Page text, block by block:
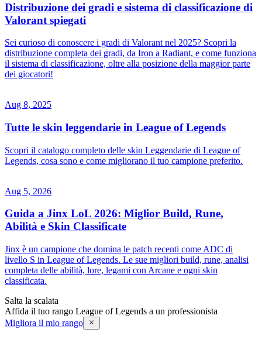
Distribuzione dei gradi e sistema di classificazione di
Valorant spiegati
Sei curioso di conoscere i gradi di Valorant nel 2025? Scopri la
distribuzione completa dei gradi, da Iron a Radiant, e come funziona
il sistema di classificazione, oltre alla posizione della maggior parte
dei giocatori!
Aug 8, 2025
Tutte le skin leggendarie in League of Legends
Scopri il catalogo completo delle skin Leggendarie di League of
Legends, cosa sono e come migliorano il tuo campione preferito.
Aug 5, 2026
Guida a Jinx LoL 2026: Miglior Build, Rune,
Abilità e Skin Classificate
Jinx è un campione che domina le patch recenti come ADC di
livello S in League of Legends. Le sue migliori build, rune, analisi
completa delle abilità, lore, legami con Arcane e ogni skin
classificata.
Salta la scalata
Affida il tuo rango League of Legends a un professionista
Migliora il mio rango